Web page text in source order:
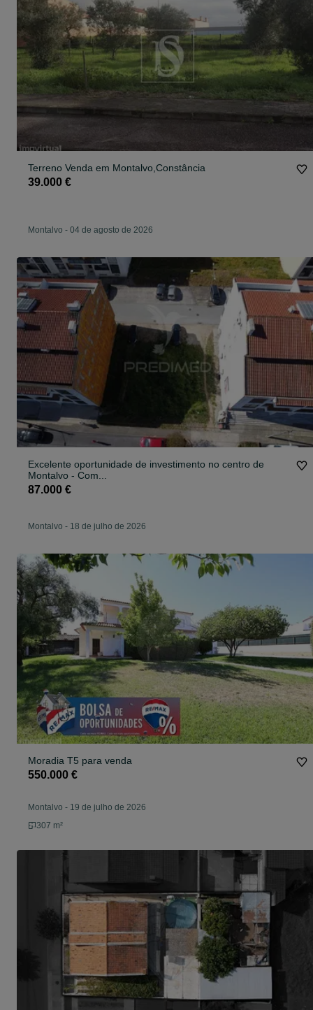
Terreno Venda em Montalvo,Constância
39.000 €
Montalvo - 04 de agosto de 2026
Excelente oportunidade de investimento no centro de
Montalvo - Com...
87.000 €
Montalvo - 18 de julho de 2026
Moradia T5 para venda
550.000 €
Montalvo - 19 de julho de 2026
307 m²